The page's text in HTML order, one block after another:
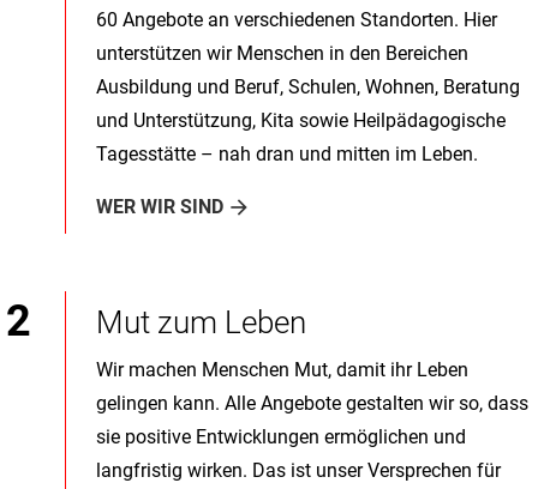
60 Angebote an verschiedenen Standorten. Hier
unterstützen wir Menschen in den Bereichen
Ausbildung und Beruf, Schulen, Wohnen, Beratung
und Unterstützung, Kita sowie Heilpädagogische
Tagesstätte – nah dran und mitten im Leben.
WER WIR SIND
Mut zum Leben
Wir machen Menschen Mut, damit ihr Leben
gelingen kann. Alle Angebote gestalten wir so, dass
sie positive Entwicklungen ermöglichen und
langfristig wirken. Das ist unser Versprechen für